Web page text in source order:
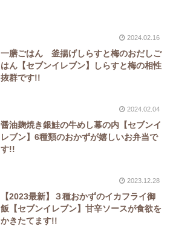
2024.02.16
一膳ごはん 釜揚げしらすと梅のおだしご
はん【セブンイレブン】しらすと梅の相性
抜群です!!
2024.02.04
醤油麹焼き銀鮭の牛めし幕の内【セブンイ
レブン】6種類のおかずが嬉しいお弁当で
す!!
2023.12.28
【2023最新】３種おかずのイカフライ御
飯【セブンイレブン】甘辛ソースが食欲を
かきたてます!!